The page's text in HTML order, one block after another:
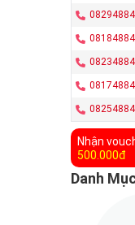
Nhận
500.000đ
Danh